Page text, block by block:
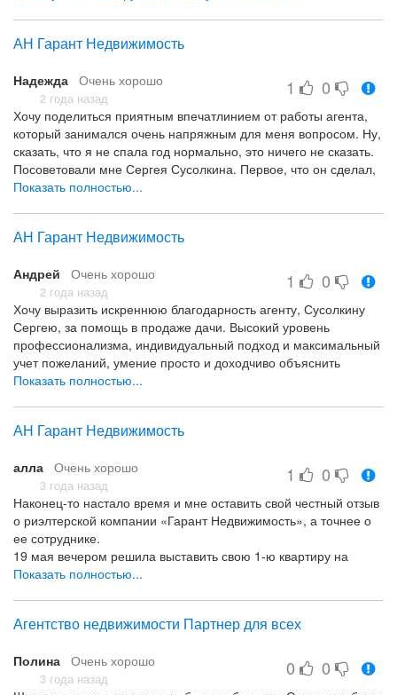
і я адчувалі сябе ў надзейных руках спецыяліста-
зэканоміць час, нервы і нават грошы. У агенцтве "Ліга права"
працуюць сапраўдныя прафесіяналы.
Спадабаўся прафесіяналізм і дабрыня. Усё дакладна, без
пустых абяцанняў, пунктуальна.
-
АН Гарант Недвижимость
Надежда Очень хорошо
2 года назад 1 0
Хочу поделиться приятным впечатлинием от работы агента,
который занимался очень напряжным для меня вопросом. Ну,
сказать, что я не спала год нормально, это ничего не сказать.
Посоветовали мне Сергея Сусолкина. Первое, что он сделал,
это успокоил меня и привел нервишки в равновесие.)) тут вам
вопросы и иногда ставила подпись. Рада,что у нас еще есть
Показать полностью...
АН Гарант Недвижимость
Андрей Очень хорошо
2 года назад 1 0
Хочу выразить искреннюю благодарность агенту, Сусолкину
Сергею, за помощь в продаже дачи. Высокий уровень
профессионализма, индивидуальный подход и максимальный
учет пожеланий, умение просто и доходчиво объяснить
сложные тонкости законодательства. Сергей, спасибо за Вашу
Всё шикарно!!!)
Показать полностью...
АН Гарант Недвижимость
алла Очень хорошо
3 года назад 1 0
Наконец-то настало время и мне оставить свой честный отзыв
о риэлтерской компании «Гарант Недвижимость», а точнее о
ее сотруднике.
19 мая вечером решила выставить свою 1-ю квартиру на
продажу, на утро я боялась поднимать телефон от
часа приходил новый и новый риелтор, их всего было
продаже и по сотрудничеству, но с акцентом на то, а почему
вы поставили такую высокую цену. В 22.00 был назначен
Показать полностью...
Агентство недвижимости Партнер для всех
Полина Очень хорошо
3 года назад 0 0